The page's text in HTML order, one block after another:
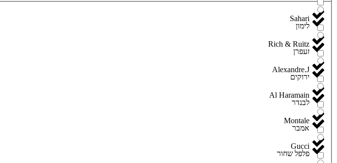
Sahari
Rich & Ruitz
Alexandre.J
Al Haramain
Montale
Gucci
לימון
זעפרן
ירוקים
לבנדר
אמבר
פלפל שחור